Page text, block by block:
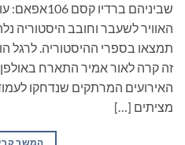
שביניהם
האוויר לשעבר וחובב היסטוריה
תמצאו בספרי ההיסטוריה. לרגל
זה קרה לאור אמיר התארח
האירועים המרתקים שנדחקו
מציתים […]
המשך